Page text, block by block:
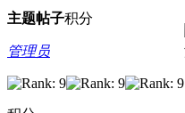
主题帖子积分
管理员